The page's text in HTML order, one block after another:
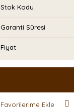
Stok Kodu
Garanti Süresi
Fiyat